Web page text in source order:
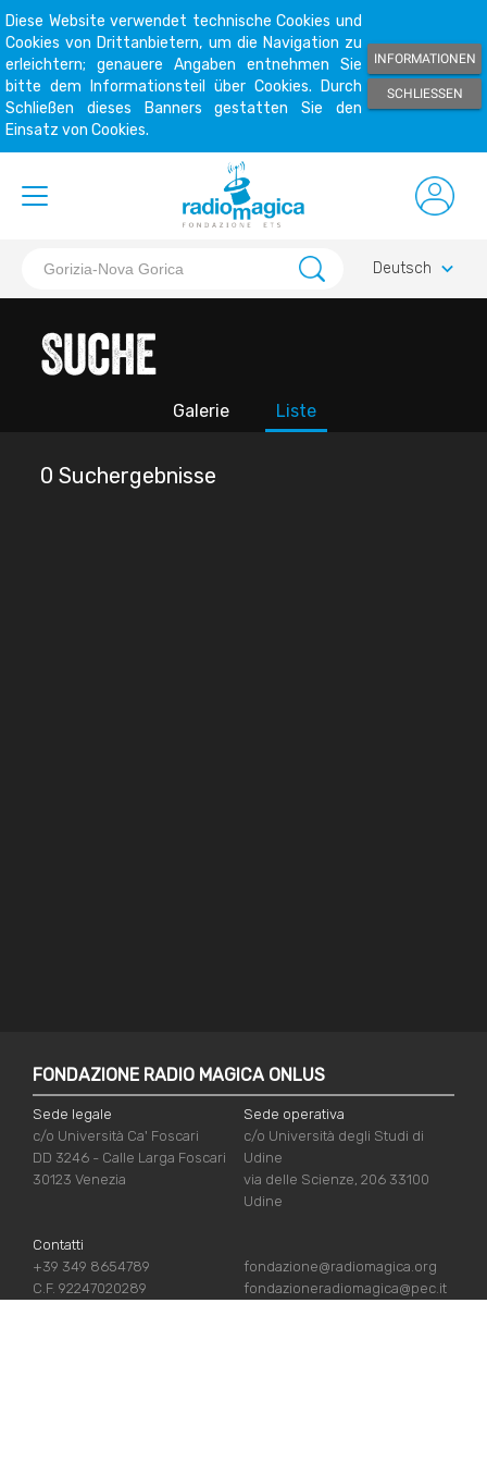
Diese Website verwendet technische Cookies und
Cookies von Drittanbietern, um die Navigation zu
erleichtern; genauere Angaben entnehmen Sie
bitte dem Informationsteil über Cookies. Durch
Schließen dieses Banners gestatten Sie den
Einsatz von Cookies.
INFORMATIONEN
SCHLIESSEN
Deutsch keyboard_arrow_down
Suche
Galerie Liste
0 Suchergebnisse
FONDAZIONE RADIO MAGICA ONLUS
Sede legale
c/o Università Ca' Foscari
DD 3246 - Calle Larga Foscari
30123 Venezia
Sede operativa
c/o Università degli Studi di
Udine
via delle Scienze, 206 33100
Udine
Contatti
+39 349 8654789
C.F. 92247020289
fondazione@radiomagica.org
fondazioneradiomagica@pec.it